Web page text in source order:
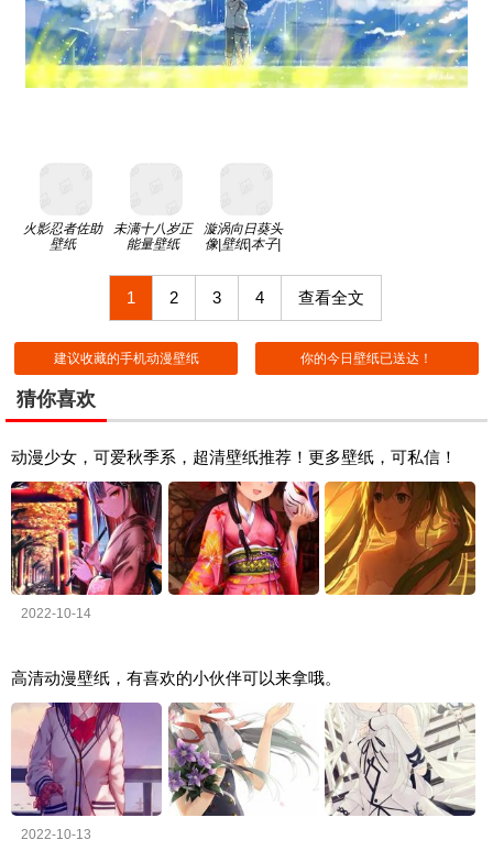
火影忍者佐助
壁纸
未满十八岁正
能量壁纸
漩涡向日葵头
像|壁纸|本子|
1 2 3 4 查看全文
建议收藏的手机动漫壁纸 你的今日壁纸已送达！
猜你喜欢
动漫少女，可爱秋季系，超清壁纸推荐！更多壁纸，可私信！
2022-10-14
高清动漫壁纸，有喜欢的小伙伴可以来拿哦。
2022-10-13